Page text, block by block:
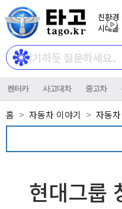
친환경
시대를
렌터카 사고대차 중고차
홈 자동차 이야기 자동
현대그룹